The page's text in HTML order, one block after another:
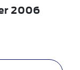
2006